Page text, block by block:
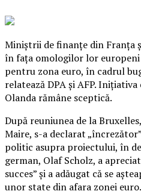
Miniştrii de finanţe din Franţa
în faţa omologilor lor
pentru zona euro, în cadrul
relatează DPA şi AFP.
Olanda rămâne sceptică.
După reuniunea de la
Maire, s-a declarat
politic asupra proiectului, în
german, Olaf Scholz, a
succes” şi a adăugat că se
unor state din afara zonei euro.